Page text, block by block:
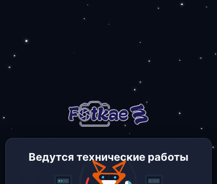
Ведутся технические работы